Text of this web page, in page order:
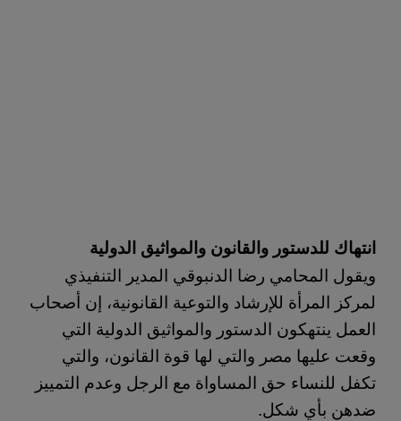
انتهاك للدستور والقانون والمواثيق الدولية
ويقول المحامي رضا الدنبوقي المدير التنفيذي
لمركز المرأة للإرشاد والتوعية القانونية، إن أصحاب
العمل ينتهكون الدستور والمواثيق الدولية التي
وقعت عليها مصر والتي لها قوة القانون، والتي
تكفل للنساء حق المساواة مع الرجل وعدم التمييز
ضدهن بأي شكل.